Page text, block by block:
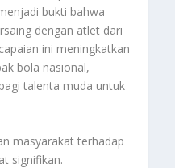
bukti bahwa
dengan atlet dari
ini meningkatkan
bola nasional,
talenta muda untuk
masyarakat terhadap
signifikan.